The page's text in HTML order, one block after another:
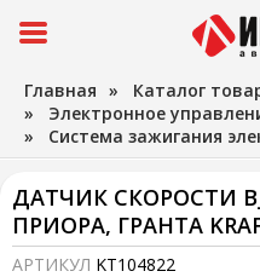
Главная » Каталог
» Электронное
» Система зажигания
ДАТЧИК СКОРОСТИ В_
ПРИОРА, ГРАНТА
АРТИКУЛ KT104822